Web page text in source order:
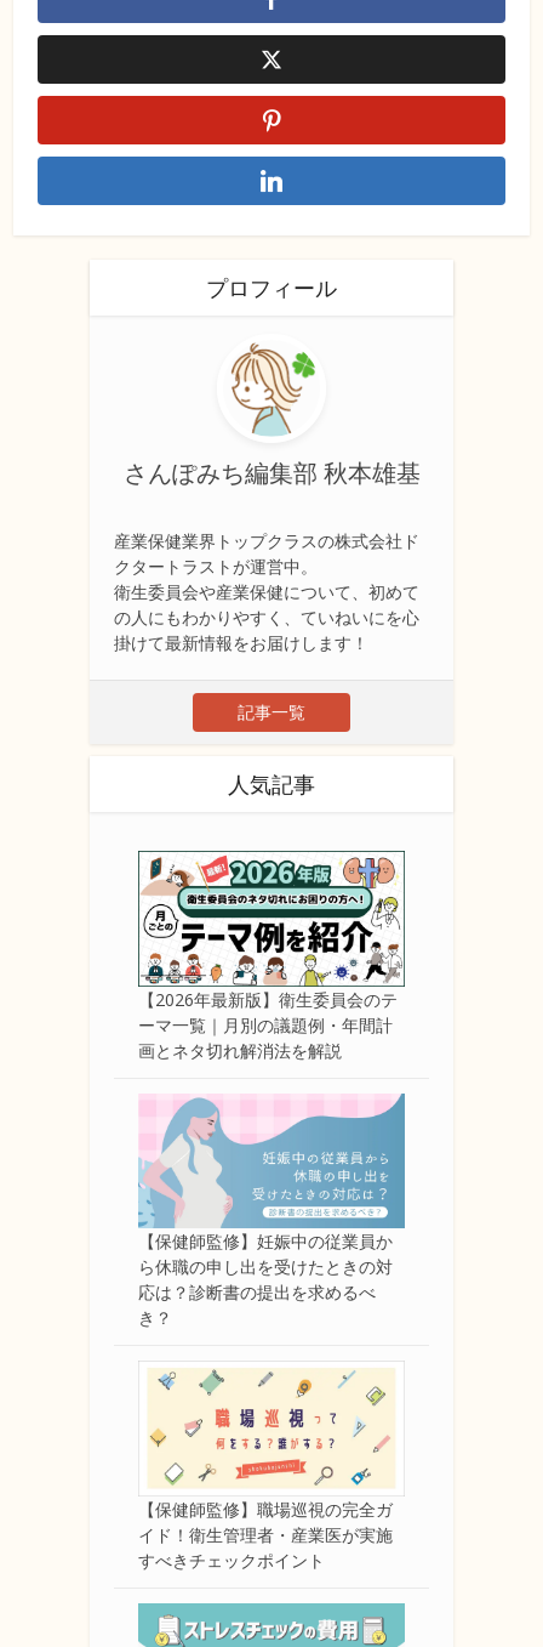
プロフィール
さんぽみち編集部 秋本雄基
産業保健業界トップクラスの株式会社ド
クタートラストが運営中。
衛生委員会や産業保健について、初めて
の人にもわかりやすく、ていねいにを心
掛けて最新情報をお届けします！
記事一覧
人気記事
【2026年最新版】衛生委員会のテ
ーマ一覧｜月別の議題例・年間計
画とネタ切れ解消法を解説
【保健師監修】妊娠中の従業員か
ら休職の申し出を受けたときの対
応は？診断書の提出を求めるべ
き？
【保健師監修】職場巡視の完全ガ
イド！衛生管理者・産業医が実施
すべきチェックポイント